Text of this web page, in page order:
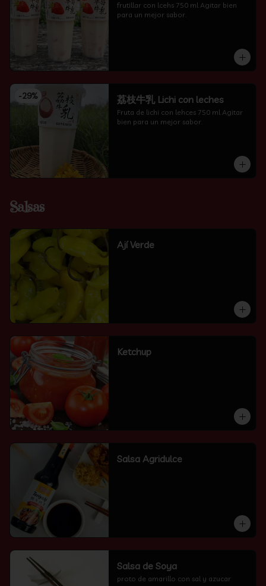
frutillar con lcehs 750 ml Agitar bien
para un mejor sabor.
-29% 荔枝牛乳 Lichi con leches
Fruta de lichi con lehces 750 ml Agitar
bien para un mejor sabor.
Salsas
Ají Verde
Ketchup
Salsa Agridulce
Salsa de Soya
proto de amarillo con sal y azucar